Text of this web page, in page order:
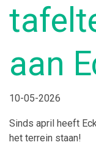
aan
10-05-2026
Sinds april heeft
het terrein staan!